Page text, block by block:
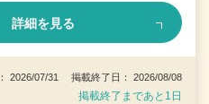
詳細を見る
2026/07/31 掲載終了日： 2026/08/08
掲載終了まであと1日